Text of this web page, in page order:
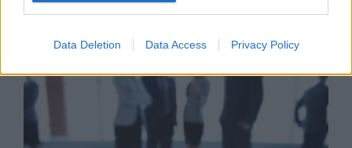
Data Deletion Data Access Privacy Policy